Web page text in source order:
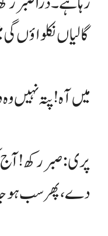
گالیاں نکلواؤں
میں آہ ! پتہ
پری: صبر رکھ! آج
دے، پھر سب ہو